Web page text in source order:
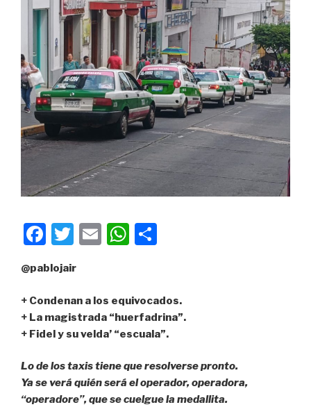
o
k
p
F
c
e
b
o
o
k
T
tt
er
E
W
s
A
p
p
p
ar
tir
@pablojair
+ Condenan a los equivocados.
+ La magistrada “huerfadrina”.
+ Fidel y su velda’ “escuala”.
Lo de los taxis tiene que resolverse pronto.
Ya se verá quién será el operador, operadora,
“operadore”, que se cuelgue la medallita.